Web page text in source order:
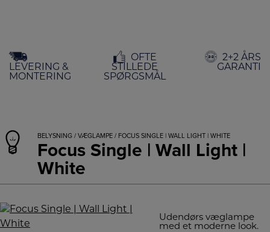
indholdet
LEVERING &
MONTERING
OFTE
STILLEDE
SPØRGSMÅL
2+2 ÅRS
GARANTI
BELYSNING / VÆGLAMPE / FOCUS SINGLE | WALL LIGHT | WHITE
Focus Single | Wall Light |
White
Udendørs væglampe
med et moderne look.